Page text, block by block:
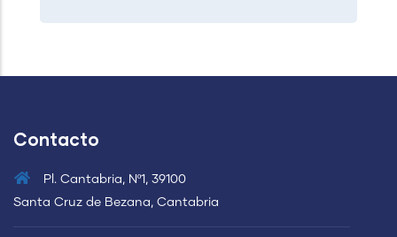
Contacto
Pl. Cantabria, Nº1, 39100
Santa Cruz de Bezana, Cantabria